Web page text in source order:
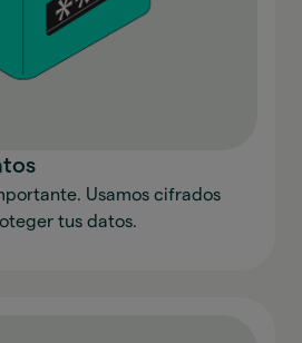
Usamos cifrados
tus datos.